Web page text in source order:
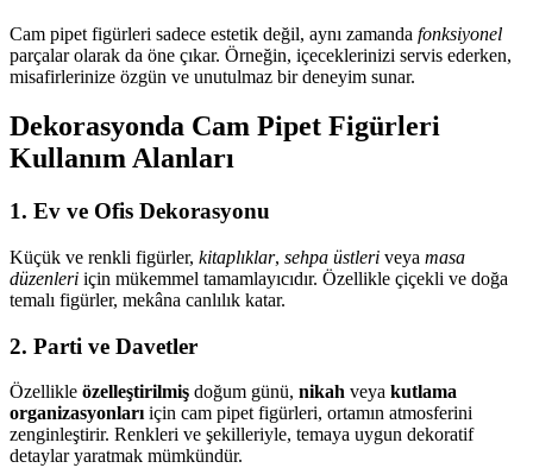
Cam pipet figürleri sadece estetik değil, aynı zamanda fonksiyonel
parçalar olarak da öne çıkar. Örneğin, içeceklerinizi servis ederken,
misafirlerinize özgün ve unutulmaz bir deneyim sunar.
Dekorasyonda Cam Pipet Figürleri
Kullanım Alanları
1. Ev ve Ofis Dekorasyonu
Küçük ve renkli figürler, kitaplıklar, sehpa üstleri veya masa
düzenleri için mükemmel tamamlayıcıdır. Özellikle çiçekli ve doğa
temalı figürler, mekâna canlılık katar.
2. Parti ve Davetler
Özellikle özelleştirilmiş doğum günü, nikah veya kutlama
organizasyonlarıiçin cam pipet figürleri, ortamın atmosferini
zenginleştirir. Renkleri ve şekilleriyle, temaya uygun dekoratif
detaylar yaratmak mümkündür.